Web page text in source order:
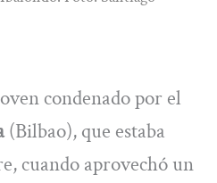
condenado por el
(Bilbao), que estaba
cuando aprovechó un